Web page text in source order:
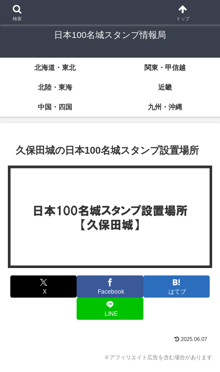
「日本100名城」スタンプラリーに挑戦する方々のための情報サイト
日本100名城スタンプ情報局
北海道・東北 関東・甲信越
北陸・東海 近畿
中国・四国 九州・沖縄
久保田城の日本100名城スタンプ設置場所
X Facebook はてブ
LINE
2025.06.07
※アフィリエイト広告を含む場合があります
検索 トップ